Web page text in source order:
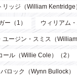
ッジ（William Kentridge
ー（1） ウィリアム
ユージン・スミス（
ール（Willie Cole）（2）
ロック（Wynn Bullock）